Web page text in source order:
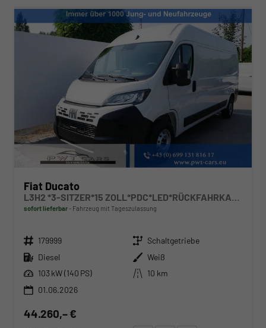
Fiat Ducato
sofort lieferbar Fahrzeug mit Tageszulassung
Fahrzeugnr. 179999 Getriebe Schaltgetriebe
Kraftstoff Diesel Außenfarbe Weiß
Leistung 103 kW (140 PS) Kilometerstand
10 km
01.06.2026
44.260,– €